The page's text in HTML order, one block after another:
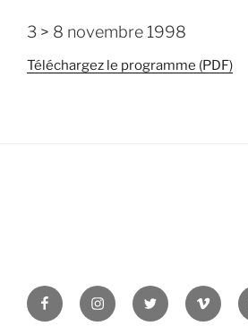
3 > 8 novembre 1998
Téléchargez le programme (PDF)
FacebookInstagramTwitter Vimeo